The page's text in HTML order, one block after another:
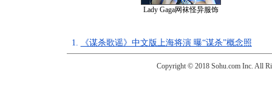
Lady Gaga网袜怪异服饰
1. 《谋杀歌谣》中文版上海将演 曝“谋杀”概念照
Copyright © 2018 Sohu.com Inc. All